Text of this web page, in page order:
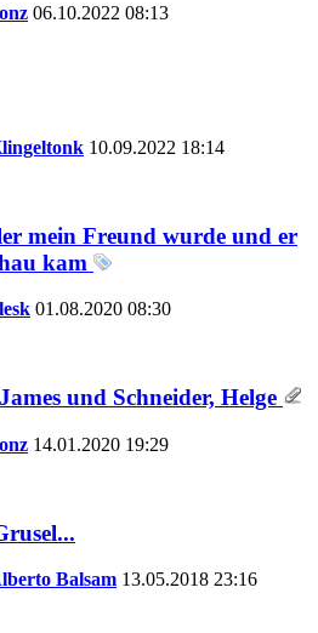
06.10.2022 08:13
10.09.2022 18:14
mein Freund wurde und er
kam
01.08.2020 08:30
und Schneider, Helge
14.01.2020 19:29
Balsam 13.05.2018 23:16